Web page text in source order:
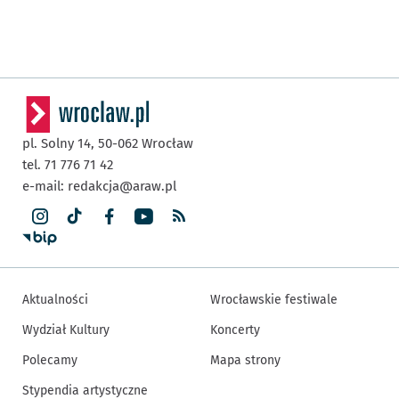
pl. Solny 14, 50-062 Wrocław
tel. 71 776 71 42
e-mail: redakcja@araw.pl
Aktualności
Wydział Kultury
Polecamy
Stypendia artystyczne
Wrocławskie festiwale
Koncerty
Mapa strony